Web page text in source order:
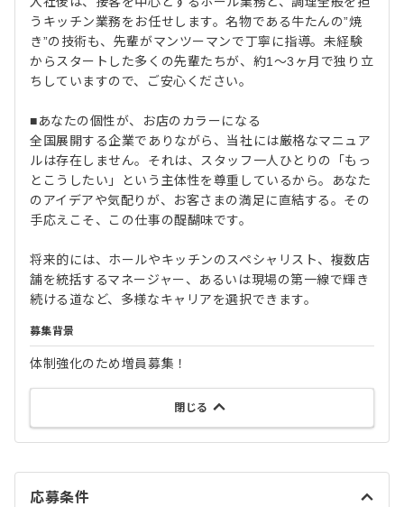
うキッチン業務をお任せします。名物である牛たんの”焼
き”の技術も、先輩がマンツーマンで丁寧に指導。未経験
からスタートした多くの先輩たちが、約1～3ヶ月で独り立
ちしていますので、ご安心ください。
■あなたの個性が、お店のカラーになる
全国展開する企業でありながら、当社には厳格なマニュア
ルは存在しません。それは、スタッフ一人ひとりの「もっ
とこうしたい」という主体性を尊重しているから。あなた
のアイデアや気配りが、お客さまの満足に直結する。その
手応えこそ、この仕事の醍醐味です。
将来的には、ホールやキッチンのスペシャリスト、複数店
舗を統括するマネージャー、あるいは現場の第一線で輝き
続ける道など、多様なキャリアを選択できます。
募集背景
体制強化のため増員募集！
閉じる
応募条件